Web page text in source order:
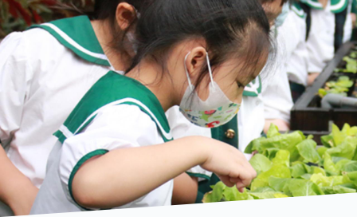
8月3日 分科成績公布
臺北市2026城鎮韌性(防空)演習訂於8月13
8月31日 開學日
🎉🎉🎉狂賀! 12望蘇同學榮錄MIT麻省理工學